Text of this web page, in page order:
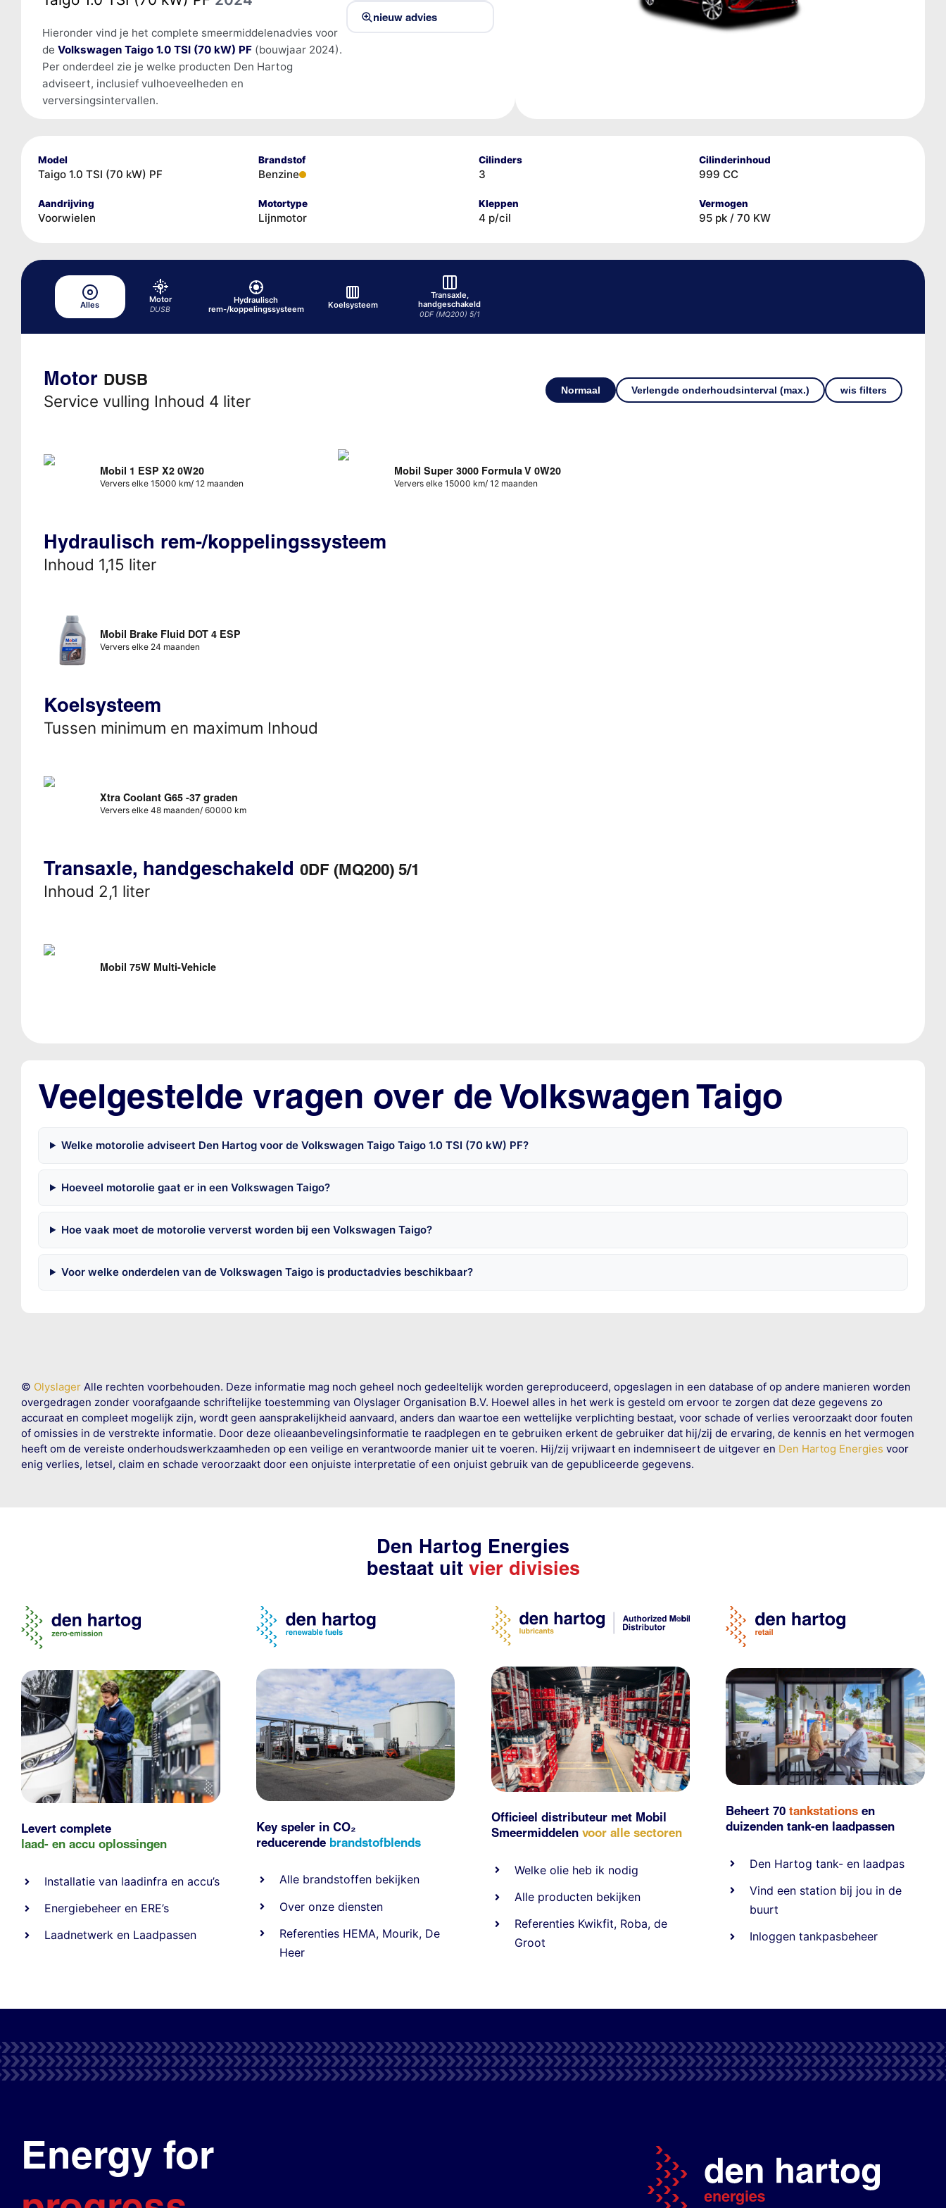
Hieronder vind je het complete smeermiddelenadvies voor
de Volkswagen Taigo 1.0 TSI (70 kW) PF(bouwjaar 2024).
Per onderdeel zie je welke producten Den Hartog
adviseert, inclusief vulhoeveelheden en
verversingsintervallen.
nieuw advies
Model
Taigo 1.0 TSI (70 kW) PF
Brandstof
Benzine
Cilinders
3
Cilinderinhoud
999 CC
Aandrijving
Voorwielen
Motortype
Lijnmotor
Kleppen
4 p/cil
Vermogen
95 pk / 70 KW
Alles
Motor
DUSB
Hydraulisch
rem-/koppelingssysteem
Koelsysteem
Transaxle,
handgeschakeld
0DF (MQ200) 5/1
Motor DUSB
Service vulling Inhoud 4 liter
Normaal Verlengde onderhoudsinterval (max.) wis filters
Mobil 1 ESP X2 0W20
Ververs elke 15000 km/ 12 maanden
Mobil Super 3000 Formula V 0W20
Ververs elke 15000 km/ 12 maanden
Hydraulisch rem-/koppelingssysteem
Inhoud 1,15 liter
Mobil Brake Fluid DOT 4 ESP
Ververs elke 24 maanden
Koelsysteem
Tussen minimum en maximum Inhoud
Xtra Coolant G65 -37 graden
Ververs elke 48 maanden/ 60000 km
Transaxle, handgeschakeld 0DF (MQ200) 5/1
Inhoud 2,1 liter
Mobil 75W Multi-Vehicle
Veelgestelde vragen over de Volkswagen Taigo
Welke motorolie adviseert Den Hartog voor de Volkswagen Taigo Taigo 1.0 TSI (70 kW) PF?
Hoeveel motorolie gaat er in een Volkswagen Taigo?
Hoe vaak moet de motorolie ververst worden bij een Volkswagen Taigo?
Voor welke onderdelen van de Volkswagen Taigo is productadvies beschikbaar?
© OlyslagerAlle rechten voorbehouden. Deze informatie mag noch geheel noch gedeeltelijk worden gereproduceerd, opgeslagen in een database of op andere manieren worden
overgedragen zonder voorafgaande schriftelijke toestemming van Olyslager Organisation B.V. Hoewel alles in het werk is gesteld om ervoor te zorgen dat deze gegevens zo
accuraat en compleet mogelijk zijn, wordt geen aansprakelijkheid aanvaard, anders dan waartoe een wettelijke verplichting bestaat, voor schade of verlies veroorzaakt door fouten
of omissies in de verstrekte informatie. Door deze olieaanbevelingsinformatie te raadplegen en te gebruiken erkent de gebruiker dat hij/zij de ervaring, de kennis en het vermogen
heeft om de vereiste onderhoudswerkzaamheden op een veilige en verantwoorde manier uit te voeren. Hij/zij vrijwaart en indemniseert de uitgever en Den Hartog Energies voor
enig verlies, letsel, claim en schade veroorzaakt door een onjuiste interpretatie of een onjuist gebruik van de gepubliceerde gegevens.
Den Hartog Energies
bestaat uit vier divisies
Levert complete
laad- en accu oplossingen
Installatie van laadinfra en accu’s
Energiebeheer en ERE’s
Laadnetwerk en Laadpassen
Key speler in CO₂
reducerende brandstofblends
Alle brandstoffen bekijken
Over onze diensten
Referenties HEMA, Mourik, De
Heer
Officieel distributeur met Mobil
Smeermiddelen voor alle sectoren
Welke olie heb ik nodig
Alle producten bekijken
Referenties Kwikfit, Roba, de
Groot
Beheert 70tankstationsen
duizendentank-en laadpassen
Den Hartog tank- en laadpas
Vind een station bij jou in de
buurt
Inloggen tankpasbeheer
Energy for